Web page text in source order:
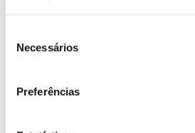
Necessários
Preferências
Julho 20, 2023